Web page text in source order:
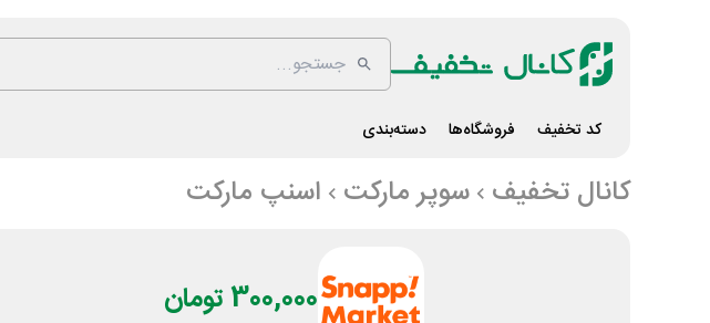
کد تخفیف فروشگاه‌ها دسته‌بندی
کانال تخفیف سوپر مارکت اسنپ مارکت
300,000 تومان